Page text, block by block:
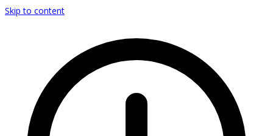
Skip to content